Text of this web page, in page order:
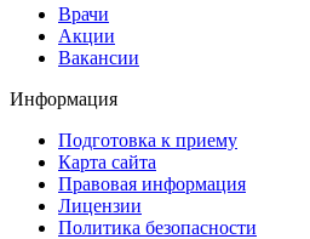
Врачи
Акции
Вакансии
Информация
Подготовка к приему
Карта сайта
Правовая информация
Лицензии
Политика безопасности